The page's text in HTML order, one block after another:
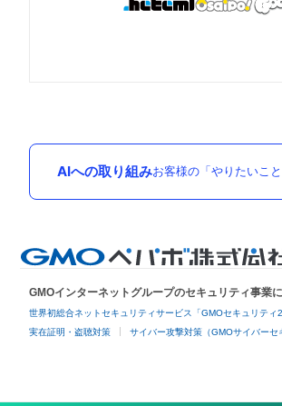
AIへの取り組みお客様の「やりたいこ
GMOインターネットグループのセキュリティ事業
世界初総合ネットセキュリティサービス「GMOセキュリティ
実在証明・盗聴対策 サイバー攻撃対策（GMOサイバーセ